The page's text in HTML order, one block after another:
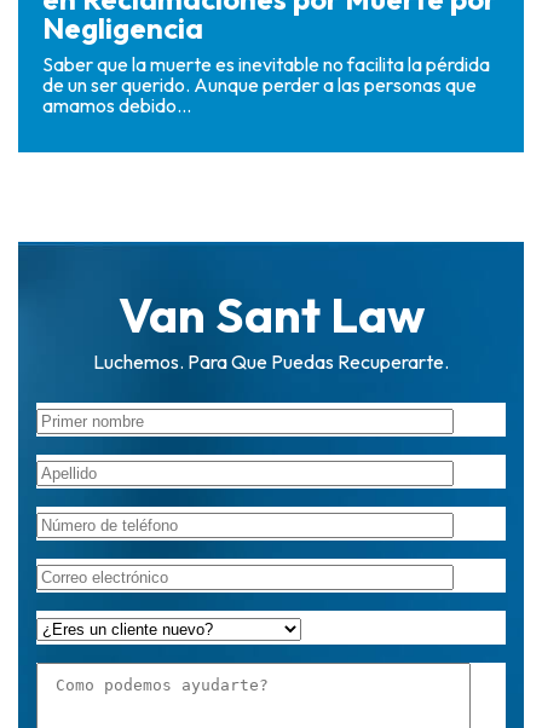
Negligencia
Saber que la muerte es inevitable no facilita la pérdida
de un ser querido. Aunque perder a las personas que
amamos debido...
Van Sant Law
Luchemos. Para Que Puedas Recuperarte.